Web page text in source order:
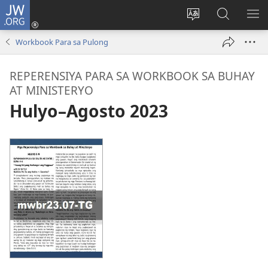
JW.ORG
Baguhin
site
Mag-
log
na
sa
JW.ORG
Workbook Para sa Pulong
REPERENSIYA PARA SA WORKBOOK SA BUHAY
AT MINISTERYO
Hulyo–Agosto 2023